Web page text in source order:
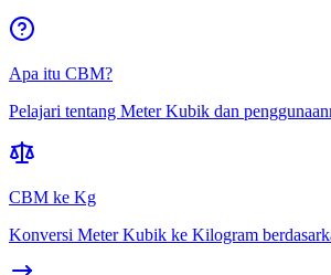
Apa itu CBM?
Pelajari tentang Meter Kubik dan
CBM ke Kg
Konversi Meter Kubik ke Kilogram